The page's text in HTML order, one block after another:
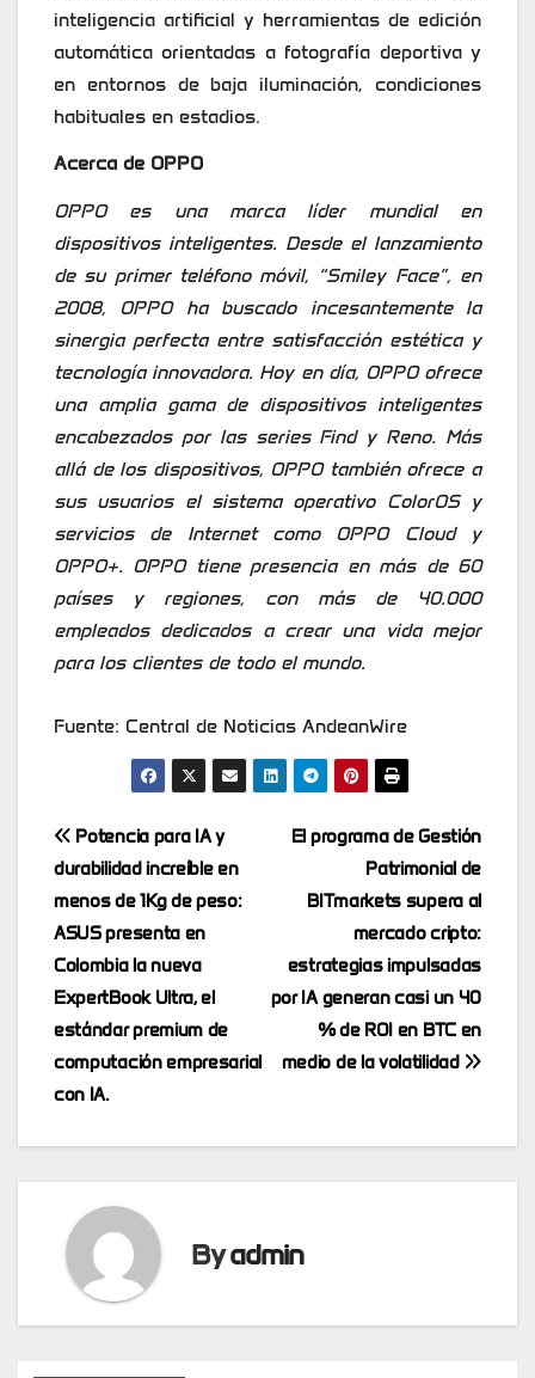
inteligencia artificial y herramientas de edición
automática orientadas a fotografía deportiva y
en entornos de baja iluminación, condiciones
habituales en estadios.
Acerca de OPPO
OPPO es una marca líder mundial en
dispositivos inteligentes. Desde el lanzamiento
de su primer teléfono móvil, “Smiley Face”, en
2008, OPPO ha buscado incesantemente la
sinergia perfecta entre satisfacción estética y
tecnología innovadora. Hoy en día, OPPO ofrece
una amplia gama de dispositivos inteligentes
encabezados por las series Find y Reno. Más
allá de los dispositivos, OPPO también ofrece a
sus usuarios el sistema operativo ColorOS y
servicios de Internet como OPPO Cloud y
OPPO+. OPPO tiene presencia en más de 60
países y regiones, con más de 40.000
empleados dedicados a crear una vida mejor
para los clientes de todo el mundo.
Fuente: Central de Noticias AndeanWire
Post
navigation
El programa de Gestión
Patrimonial de
BITmarkets supera al
mercado cripto:
estrategias impulsadas
por IA generan casi un 40
% de ROI en BTC en
medio de la volatilidad
Potencia para IA y
durabilidad increíble en
menos de 1Kg de peso:
ASUS presenta en
Colombia la nueva
ExpertBook Ultra, el
estándar premium de
computación empresarial
con IA.
Byadmin